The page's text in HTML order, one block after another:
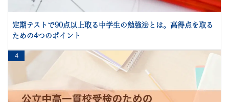
定期テストで90点以上取る中学生の勉強法とは。高得点を取る
ための4つのポイント
4